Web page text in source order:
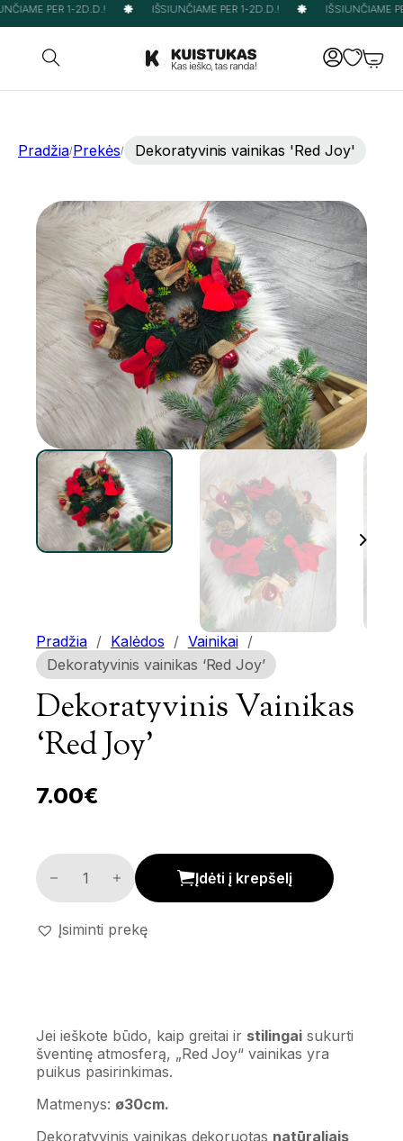
PER 1-2D.D.! IŠSIUNČIAME PER 1-2D.D.! IŠSIUNČIAME
Pradžia/Prekės/ Dekoratyvinis vainikas 'Red Joy'
Pradžia / Kalėdos / Vainikai /
Dekoratyvinis vainikas ‘Red Joy’
Dekoratyvinis Vainikas
‘Red Joy’
7.00€
Dekoratyvinis vainikas 'Red Joy' kiekis
Įdėti į krepšelį
Įsiminti prekę
Jei ieškote būdo, kaip greitai ir stilingai sukurti
šventinę atmosferą, „Red Joy“ vainikas yra
puikus pasirinkimas.
Matmenys: ø30cm.
Dekoratyvinis vainikas dekoruotas natūraliais